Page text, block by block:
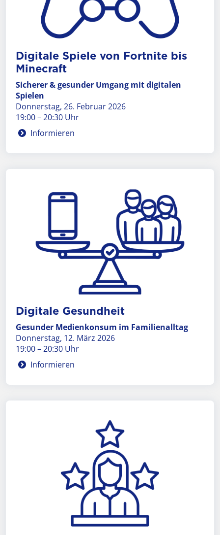
Digi­tale Spie­le von Fortnite bis
Minecraft
Sicherer & gesunder Umgang mit digitalen
Spielen
Donnerstag, 26. Februar 2026
19:00 – 20:30 Uhr
Informieren
Digi­tale Gesund­heit
Gesunder Medienkonsum im Familienalltag
Donnerstag, 12. März 2026
19:00 – 20:30 Uhr
Informieren